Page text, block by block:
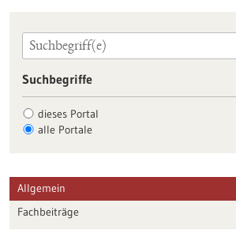
Suchbegriffe
dieses Portal
alle Portale
Allgemein
Fachbeiträge